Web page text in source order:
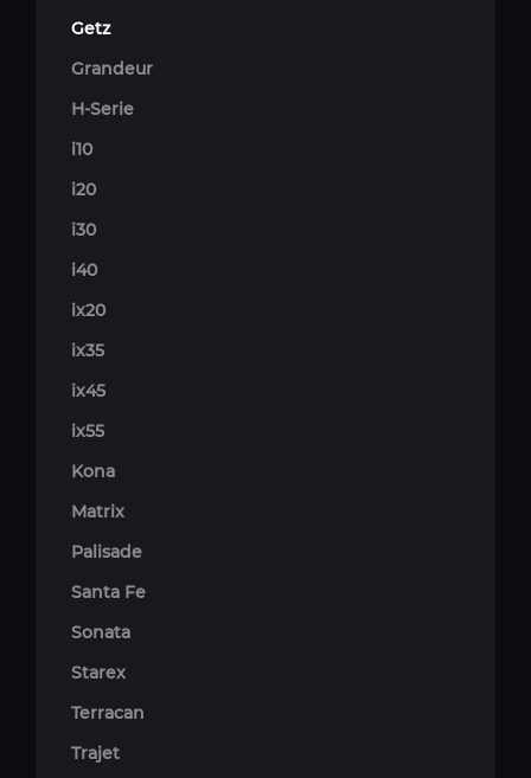
Getz
Grandeur
H-Serie
i10
i20
i30
i40
ix20
ix35
ix45
ix55
Kona
Matrix
Palisade
Santa Fe
Sonata
Starex
Terracan
Trajet